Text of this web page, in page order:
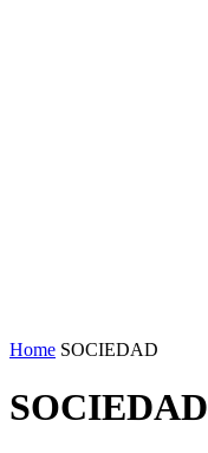
Home SOCIEDAD
SOCIEDAD